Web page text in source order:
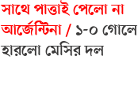
সাথে পাত্তাই পেলো না
আর্জেন্টিনা / ১-০ গোলে
হারলো মেসির দল